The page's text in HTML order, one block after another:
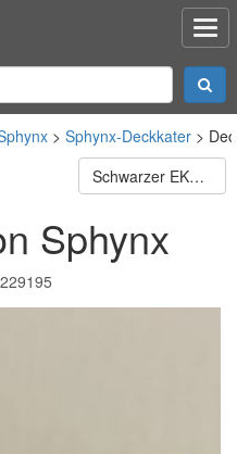
Sphynx-Deckkater
Schwarzer EKH-Kater (3,5 Jahre, Freigänger) sucht liebesvolles Zuhause
Sphynx